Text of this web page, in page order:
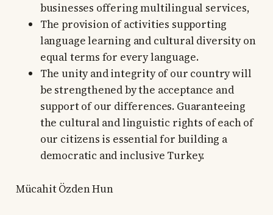
businesses offering multilingual services,
The provision of activities supporting
language learning and cultural diversity on
equal terms for every language.
The unity and integrity of our country will
be strengthened by the acceptance and
support of our differences. Guaranteeing
the cultural and linguistic rights of each of
our citizens is essential for building a
democratic and inclusive Turkey.
Mücahit Özden Hun